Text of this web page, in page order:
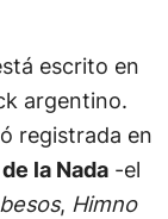
escrito en
argentino.
registrada en
la Nada-el
, Himno